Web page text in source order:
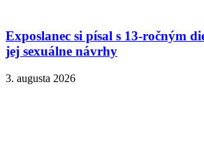
Exposlanec si písal s 13-ročným
jej sexuálne návrhy
3. augusta 2026